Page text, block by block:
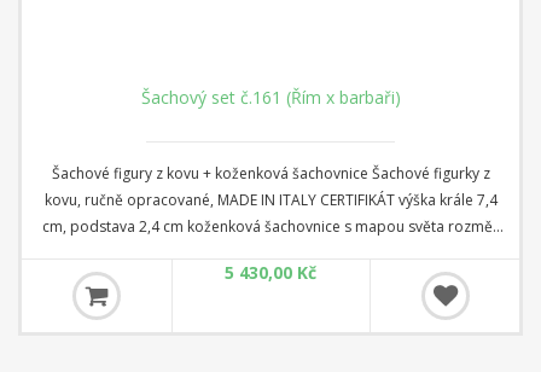
Šachový set č.161 (Řím x barbaři)
Šachové figury z kovu + koženková šachovnice Šachové figurky z
kovu, ručně opracované, MADE IN ITALY CERTIFIKÁT výška krále 7,4
cm, podstava 2,4 cm koženková šachovnice s mapou světa rozměr
5 430,00 Kč